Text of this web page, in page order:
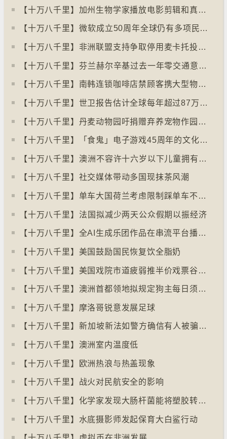
【十万八千里】加州生物学家播放电影剪辑和真人声音驱狼
【十万八千里】⁠微软成立50周年全球仍有多项民生系统沿用旧视窗系统
【十万八千里】非洲联盟支持争取停用麦卡托投影法地点
【十万八千里】⁠芬兰赫尔辛基过去一年零交通意外致死个案
【十万八千里】南韩连锁咖啡店禁顾客携大型物品以减少长期占位办公情况
【十万八千里】世卫报告估计全球每年超过87万死亡个案与孤独病有关
【十万八千里】丹麦动物园吁捐赠弃养宠物作园内动物食粮
【十万八千里】「食鬼」电子游戏45周年的文化现象
【十万八千里】⁠澳洲不容许十六岁以下儿童拥有YOUTUBE帐户
【十万八千里】社交媒体带动多国现抹茶风潮
【十万八千里】单车大国荷兰考虑限制踩单车不高于时速廿五公里
【十万八千里】⁠法国拟减少两天公众假期以振经济
【十万八千里】全AI生成乐团作品在串流平台播放率累积过百万
【十万八千里】美国鼓励国民恢复饮全脂奶
【十万八千里】美国戏院市道疲弱推半价戏票谷生意
【十万八千里】澳洲首都领地拟规定狗主每日须陪狗只三小时
【十万八千里】摩洛哥锐意发展足球
【十万八千里】⁠新加坡新法如警方确信有人被骗可冻结其户口
【十万八千里】澳洲室内温度低
【十万八千里】欧洲热浪与热盖现象
【十万八千里】战火对民航安全的影响
【十万八千里】化学家发现大肠杆菌能将塑胶转化为止痛药
【十万八千里】水底摄影师发起保育大白鲨行动